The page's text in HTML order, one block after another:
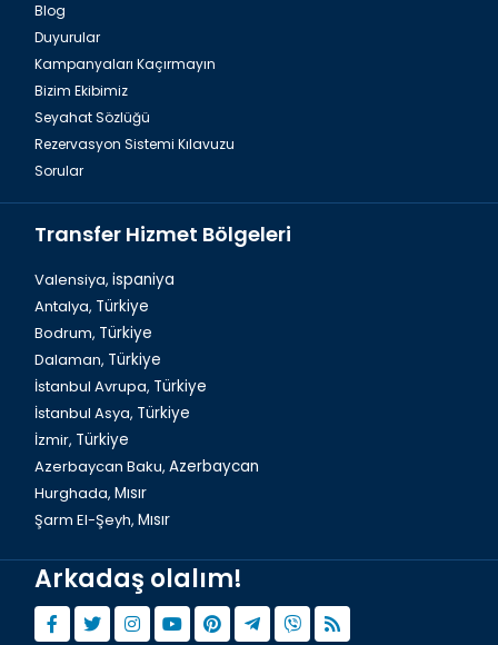
Yalıkavak cennet koyu Bodrum
Blog
Duyurular
Kampanyaları Kaçırmayın
Bizim Ekibimiz
Seyahat Sözlüğü
Rezervasyon Sistemi Kılavuzu
Sorular
Transfer Hizmet Bölgeleri
Valensiya, ispaniya
Antalya, Türkiye
Bodrum, Türkiye
Dalaman, Türkiye
İstanbul Avrupa, Türkiye
İstanbul Asya, Türkiye
İzmir, Türkiye
Azerbaycan Baku, Azerbaycan
Hurghada, Mısır
Şarm El-Şeyh, Mısır
Arkadaş olalım!